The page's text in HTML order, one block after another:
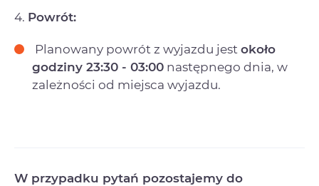
4. Powrót:
Planowany powrót z wyjazdu jest około
godziny 23:30 - 03:00 następnego dnia, w
zależności od miejsca wyjazdu.
W przypadku pytań pozostajemy do